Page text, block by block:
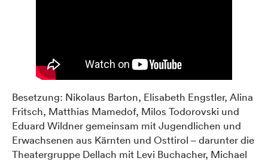
Besetzung: Nikolaus Barton, Elisabeth Engstler, Alina
Fritsch, Matthias Mamedof, Milos Todorovski und
Eduard Wildner gemeinsam mit Jugendlichen und
Erwachsenen aus Kärnten und Osttirol – darunter die
Theatergruppe Dellach mit Levi Buchacher, Michael